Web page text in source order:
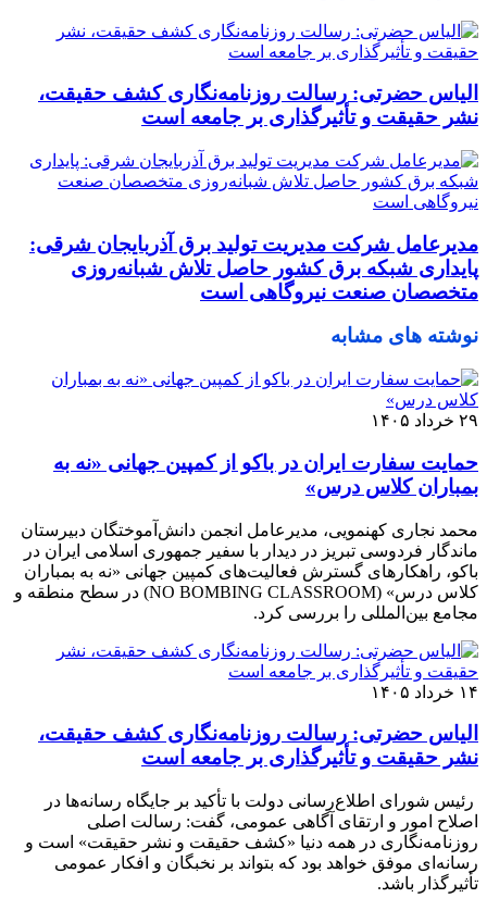
الیاس حضرتی: رسالت روزنامه‌نگاری کشف حقیقت،
نشر حقیقت و تأثیرگذاری بر جامعه است
مدیرعامل شرکت مدیریت تولید برق آذربایجان شرقی:
پایداری شبکه برق کشور حاصل تلاش شبانه‌روزی
متخصصان صنعت نیروگاهی است
نوشته های مشابه
۲۹ خرداد ۱۴۰۵
حمایت سفارت ایران در باکو از کمپین جهانی «نه به
بمباران کلاس درس»
محمد نجاری کهنمویی، مدیرعامل انجمن دانش‌آموختگان دبیرستان
ماندگار فردوسی تبریز در دیدار با سفیر جمهوری اسلامی ایران در
باکو، راهکارهای گسترش فعالیت‌های کمپین جهانی «نه به بمباران
کلاس درس» (NO BOMBING CLASSROOM) در سطح منطقه و
مجامع بین‌المللی را بررسی کرد.
۱۴ خرداد ۱۴۰۵
الیاس حضرتی: رسالت روزنامه‌نگاری کشف حقیقت،
نشر حقیقت و تأثیرگذاری بر جامعه است
رئیس شورای اطلاع‌رسانی دولت با تأکید بر جایگاه رسانه‌ها در
اصلاح امور و ارتقای آگاهی عمومی، گفت: رسالت اصلی
روزنامه‌نگاری در همه دنیا «کشف حقیقت و نشر حقیقت» است و
رسانه‌ای موفق خواهد بود که بتواند بر نخبگان و افکار عمومی
تأثیرگذار باشد.